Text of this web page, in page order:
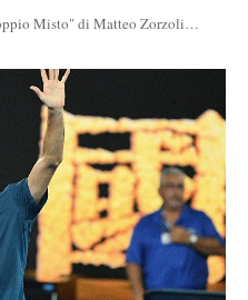
Misto" di Matteo Zorzoli…